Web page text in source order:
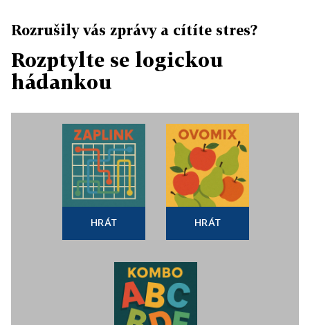
Rozrušily vás zprávy a cítíte stres?
Rozptylte se logickou
hádankou
HRÁT HRÁT